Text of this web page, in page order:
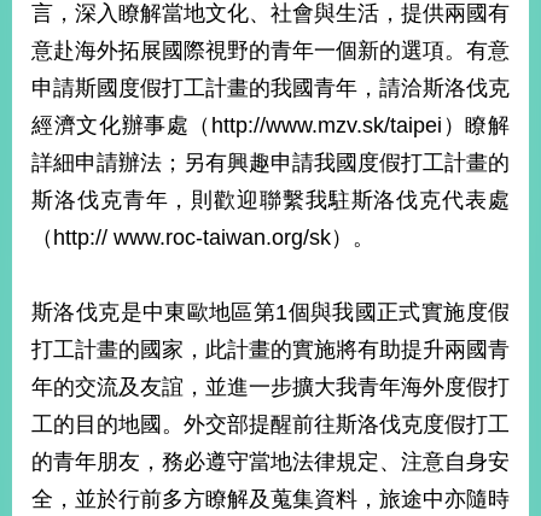
回
首
頁
網
站
導
覽
關
於
本
部
聞
中
心
外
交
資
訊
言，深入瞭解當地文化、社會與生活，提供兩國有
意赴海外拓展國際視野的青年一個新的選項。有意
申請斯國度假打工計畫的我國青年，請洽斯洛伐克
經濟文化辦事處（http://www.mzv.sk/taipei）瞭解
詳細申請辦法；另有興趣申請我國度假打工計畫的
斯洛伐克青年，則歡迎聯繫我駐斯洛伐克代表處
（http:// www.roc-taiwan.org/sk）。
斯洛伐克是中東歐地區第1個與我國正式實施度假
打工計畫的國家，此計畫的實施將有助提升兩國青
年的交流及友誼，並進一步擴大我青年海外度假打
工的目的地國。外交部提醒前往斯洛伐克度假打工
的青年朋友，務必遵守當地法律規定、注意自身安
全，並於行前多方瞭解及蒐集資料，旅途中亦隨時